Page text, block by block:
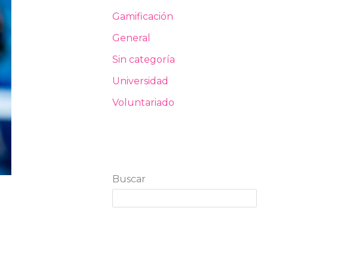
Gamificación
General
Sin categoría
Universidad
Voluntariado
Buscar